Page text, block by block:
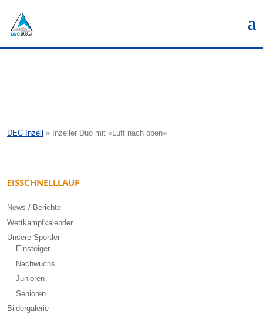
DEC Inzell » Inzeller Duo mit »Luft nach oben«
EISSCHNELLLAUF
News / Berichte
Wettkampfkalender
Unsere Sportler
Einsteiger
Nachwuchs
Junioren
Senioren
Bildergalerie